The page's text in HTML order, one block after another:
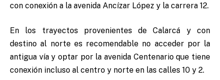
con conexión a la avenida Ancízar López y la carrera 12.
En los trayectos provenientes de Calarcá y con
destino al norte es recomendable no acceder por la
antigua vía y optar por la avenida Centenario que tiene
conexión incluso al centro y norte en las calles 10 y 2.